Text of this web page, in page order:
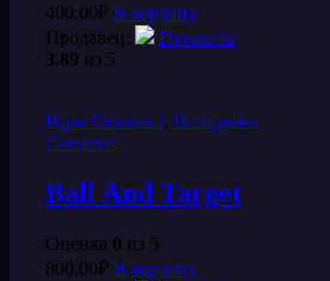
400.00₽ В корзину
Продавец:
Deviruchi
3.89 из 5
Игры Construct, Исходники
Construct
Ball And Target
Оценка 0 из 5
800.00₽ В корзину